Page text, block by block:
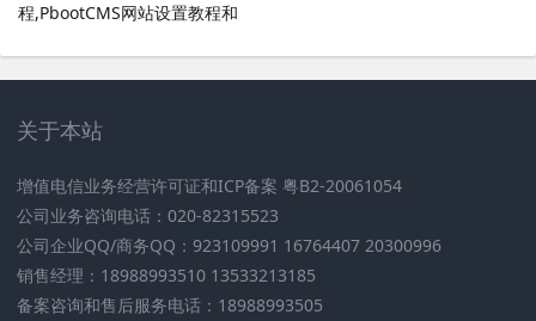
程,PbootCMS网站设置教程和
关于本站
增值电信业务经营许可证和ICP备案 粤B2-20061054
公司业务咨询电话：020-82315523
公司企业QQ/商务QQ：923109991 16764407 20300996
销售经理：18988993510 13533213185
备案咨询和售后服务电话：18988993505